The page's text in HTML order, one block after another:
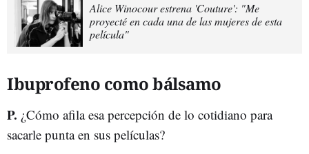
Alice Winocour estrena 'Couture': "Me
proyecté en cada una de las mujeres de esta
película"
Ibuprofeno como bálsamo
P. ¿Cómo afila esa percepción de lo cotidiano para
sacarle punta en sus películas?